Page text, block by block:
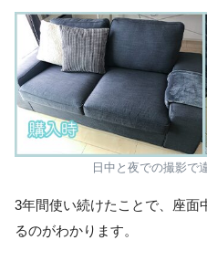
日中と夜での撮影で
3年間使い続けたことで、座面
るのがわかります。